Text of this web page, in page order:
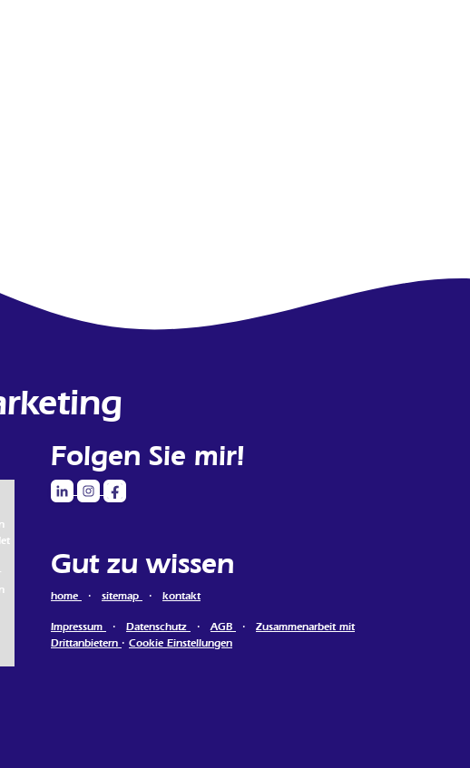
Folgen Sie mir!
Gut zu wissen
home · sitemap · kontakt
Impressum · Datenschutz ·AGB · Zusammenarbeit mit
Drittanbietern · Cookie Einstellungen